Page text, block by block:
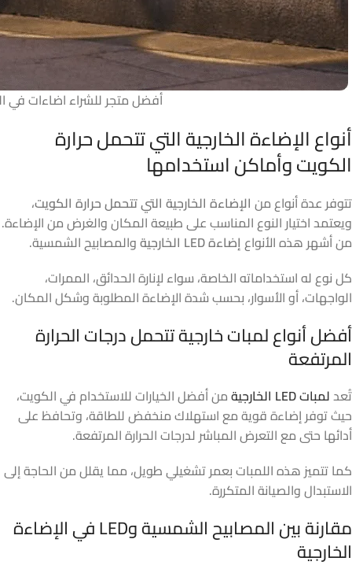
أفضل متجر للشراء اضاءات في
أنواع الإضاءة الخارجية التي تتحمل حرارة
الكويت وأماكن استخدامها
تتوفر عدة أنواع من الإضاءة الخارجية التي تتحمل حرارة الكويت،
ويعتمد اختيار النوع المناسب على طبيعة المكان والغرض من الإضاءة.
من أشهر هذه الأنواعإضاءة LED الخارجية
والمصابيح الشمسية.
كل نوع له استخداماته الخاصة، سواء لإنارة الحدائق، الممرات،
الواجهات، أو الأسوار، بحسب شدة الإضاءة المطلوبة وشكل المكان.
أفضل أنواع لمبات خارجية تتحمل درجات الحرارة
المرتفعة
تُعدلمبات LED الخارجية
من أفضل الخيارات للاستخدام في الكويت،
حيث توفر إضاءة قوية مع استهلاك منخفض للطاقة، وتحافظ على
أدائها حتى مع التعرض المباشر لدرجات الحرارة المرتفعة.
كما تتميز هذه اللمبات بعمر تشغيلي طويل، مما يقلل من الحاجة إلى
الاستبدال والصيانة المتكررة.
مقارنة بين المصابيح الشمسية وLED في الإضاءة
الخارجية